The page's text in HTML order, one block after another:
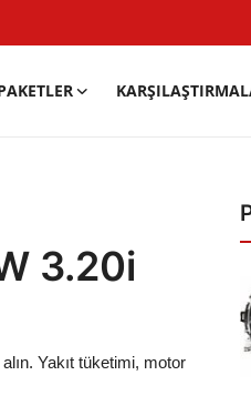
3.20i
Yakıt tüketimi, motor